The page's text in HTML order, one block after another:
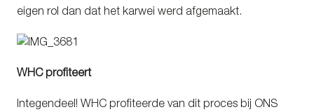
eigen rol dan dat het karwei werd afgemaakt.
WHC profiteert
Integendeel! WHC profiteerde van dit proces bij ONS